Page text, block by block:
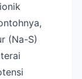
(Na-S)